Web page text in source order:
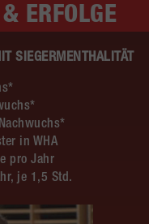
ERFOLGE
SIEGERMENTHALITÄT
in WHA
pro Jahr
je 1,5 Std.